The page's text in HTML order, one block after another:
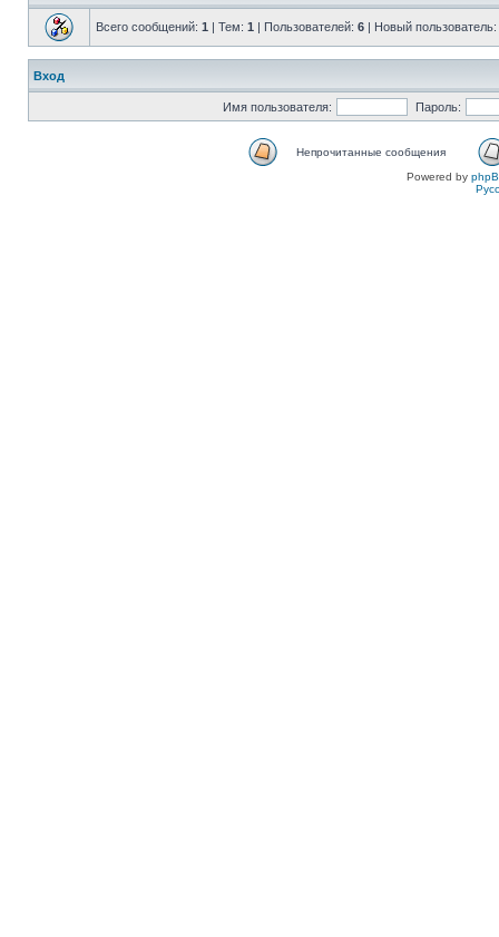
Всего сообщений: 1 | Тем: 1 | Пользователей: 6 | Новый пользователь:
Вход
Имя пользователя: Пароль:
Непрочитанные сообщения
Powered by